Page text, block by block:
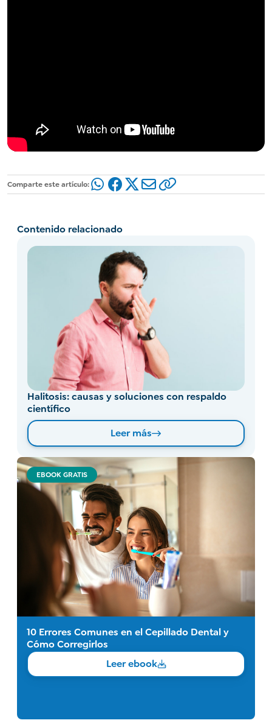
Comparte este artículo:
Contenido relacionado
Halitosis: causas y soluciones con respaldo
científico
Leer más
EBOOK GRATIS
10 Errores Comunes en el Cepillado Dental y
Cómo Corregirlos
Leer ebook